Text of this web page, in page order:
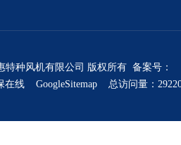
特种风机有限公司 版权所有 备案号：
在线 GoogleSitemap 总访问量：